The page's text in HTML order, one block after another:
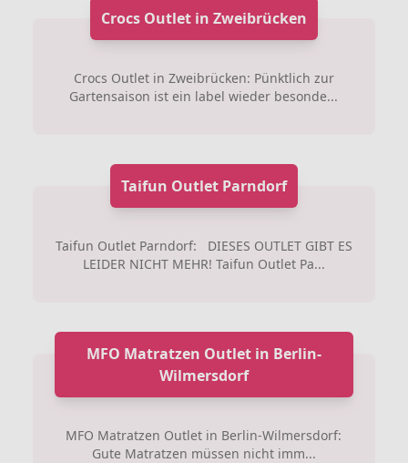
Crocs Outlet in Zweibrücken
Crocs Outlet in Zweibrücken: Pünktlich zur
Gartensaison ist ein label wieder besonde...
Taifun Outlet Parndorf
Taifun Outlet Parndorf: DIESES OUTLET GIBT ES
LEIDER NICHT MEHR! Taifun Outlet Pa...
MFO Matratzen Outlet in Berlin-
Wilmersdorf
MFO Matratzen Outlet in Berlin-Wilmersdorf:
Gute Matratzen müssen nicht imm...